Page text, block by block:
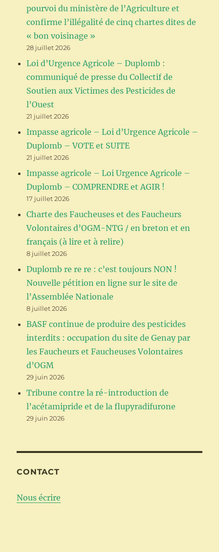
pourvoi du ministère de l’Agriculture et
confirme l’illégalité de cinq chartes dites de
« bon voisinage »
28 juillet 2026
Loi d’Urgence Agricole – Duplomb :
communiqué de presse du Collectif de
Soutien aux Victimes des Pesticides de
l’Ouest
21 juillet 2026
Impasse agricole – Loi d’Urgence Agricole –
Duplomb – VOTE et SUITE
21 juillet 2026
Impasse agricole – Loi Urgence Agricole –
Duplomb – COMPRENDRE et AGIR !
17 juillet 2026
Charte des Faucheuses et des Faucheurs
Volontaires d’OGM-NTG / en breton et en
français (à lire et à relire)
8 juillet 2026
Duplomb re re re : c’est toujours NON !
Nouvelle pétition en ligne sur le site de
l’Assemblée Nationale
8 juillet 2026
BASF continue de produire des pesticides
interdits : occupation du site de Genay par
les Faucheurs et Faucheuses Volontaires
d’OGM
29 juin 2026
Tribune contre la ré-introduction de
l’acétamipride et de la flupyradifurone
29 juin 2026
CONTACT
Nous écrire